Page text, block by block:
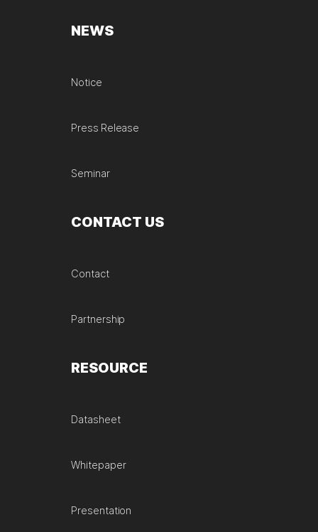
NEWS
Notice
Press Release
Seminar
CONTACT US
Contact
Partnership
RESOURCE
Datasheet
Whitepaper
Presentation